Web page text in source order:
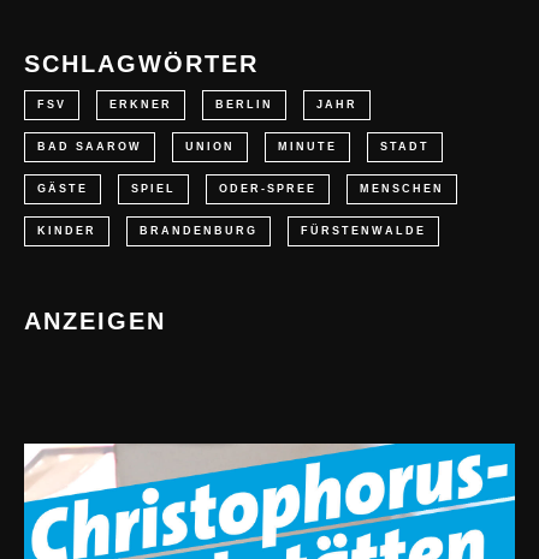
SCHLAGWÖRTER
FSV ERKNER BERLIN JAHR
BAD SAAROW UNION MINUTE STADT
GÄSTE SPIEL ODER-SPREE MENSCHEN
KINDER BRANDENBURG FÜRSTENWALDE
ANZEIGEN